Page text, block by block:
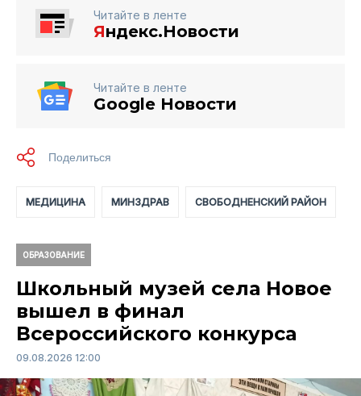
Читайте в ленте
Яндекс.Новости
Читайте в ленте
Google Новости
МЕДИЦИНА МИНЗДРАВ СВОБОДНЕНСКИЙ РАЙОН
ОБРАЗОВАНИЕ
Школьный музей села Новое
вышел в финал
Всероссийского конкурса
09.08.2026 12:00